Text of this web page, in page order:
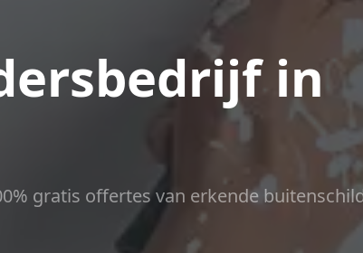
in
gratis offertes van erkende